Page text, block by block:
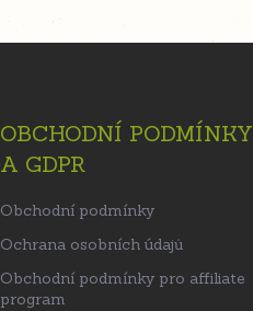
OBCHODNÍ PODMÍNKY
A GDPR
Obchodní podmínky
Ochrana osobních údajů
Obchodní podmínky pro affiliate
program